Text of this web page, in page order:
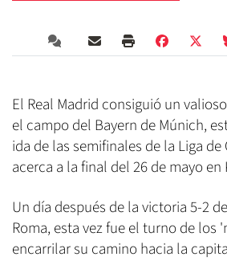
El Real Madrid consiguió un
el campo del Bayern de Múnich,
ida de las semifinales de la Liga
acerca a la final del 26 de mayo en
Un día después de la victoria 5-2
Roma, esta vez fue el turno de los
encarrilar su camino hacia la